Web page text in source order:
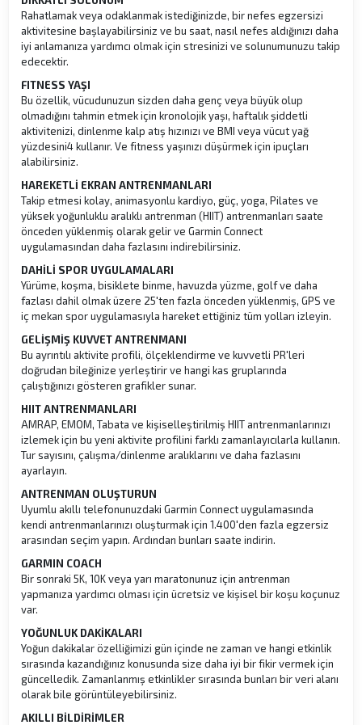
Rahatlamak veya odaklanmak istediğinizde, bir nefes egzersizi
aktivitesine başlayabilirsiniz ve bu saat, nasıl nefes aldığınızı daha
iyi anlamanıza yardımcı olmak için stresinizi ve solunumunuzu takip
edecektir.
FITNESS YAŞI
Bu özellik, vücudunuzun sizden daha genç veya büyük olup
olmadığını tahmin etmek için kronolojik yaşı, haftalık şiddetli
aktivitenizi, dinlenme kalp atış hızınızı ve BMI veya vücut yağ
yüzdesini4 kullanır. Ve fitness yaşınızı düşürmek için ipuçları
alabilirsiniz.
HAREKETLİ EKRAN ANTRENMANLARI
Takip etmesi kolay, animasyonlu kardiyo, güç, yoga, Pilates ve
yüksek yoğunluklu aralıklı antrenman (HIIT) antrenmanları saate
önceden yüklenmiş olarak gelir ve Garmin Connect
uygulamasından daha fazlasını indirebilirsiniz.
DAHİLİ SPOR UYGULAMALARI
Yürüme, koşma, bisiklete binme, havuzda yüzme, golf ve daha
fazlası dahil olmak üzere 25'ten fazla önceden yüklenmiş, GPS ve
iç mekan spor uygulamasıyla hareket ettiğiniz tüm yolları izleyin.
GELİŞMİŞ KUVVET ANTRENMANI
Bu ayrıntılı aktivite profili, ölçeklendirme ve kuvvetli PR'leri
doğrudan bileğinize yerleştirir ve hangi kas gruplarında
çalıştığınızı gösteren grafikler sunar.
HIIT ANTRENMANLARI
AMRAP, EMOM, Tabata ve kişiselleştirilmiş HIIT antrenmanlarınızı
izlemek için bu yeni aktivite profilini farklı zamanlayıcılarla kullanın.
Tur sayısını, çalışma/dinlenme aralıklarını ve daha fazlasını
ayarlayın.
ANTRENMAN OLUŞTURUN
Uyumlu akıllı telefonunuzdaki Garmin Connect uygulamasında
kendi antrenmanlarınızı oluşturmak için 1.400'den fazla egzersiz
arasından seçim yapın. Ardından bunları saate indirin.
GARMIN COACH
Bir sonraki 5K, 10K veya yarı maratonunuz için antrenman
yapmanıza yardımcı olması için ücretsiz ve kişisel bir koşu koçunuz
var.
YOĞUNLUK DAKİKALARI
Yoğun dakikalar özelliğimizi gün içinde ne zaman ve hangi etkinlik
sırasında kazandığınız konusunda size daha iyi bir fikir vermek için
güncelledik. Zamanlanmış etkinlikler sırasında bunları bir veri alanı
olarak bile görüntüleyebilirsiniz.
AKILLI BİLDİRİMLER